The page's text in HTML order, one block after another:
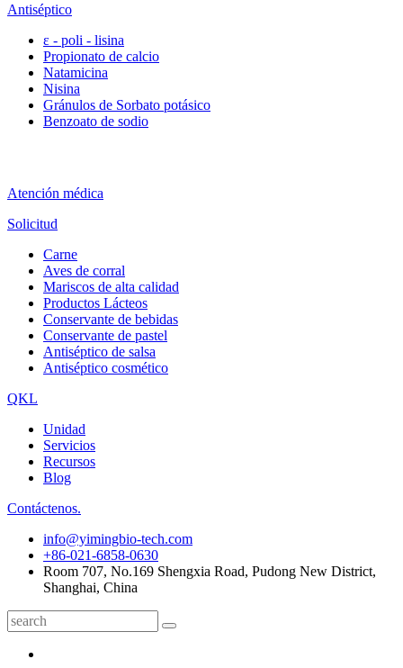
Antiséptico
ε - poli - lisina
Propionato de calcio
Natamicina
Nisina
Gránulos de Sorbato potásico
Benzoato de sodio
Atención médica
Solicitud
Carne
Aves de corral
Mariscos de alta calidad
Productos Lácteos
Conservante de bebidas
Conservante de pastel
Antiséptico de salsa
Antiséptico cosmético
QKL
Unidad
Servicios
Recursos
Blog
Contáctenos.
info@yimingbio-tech.com
+86-021-6858-0630
Room 707, No.169 Shengxia Road, Pudong New District,
Shanghai, China